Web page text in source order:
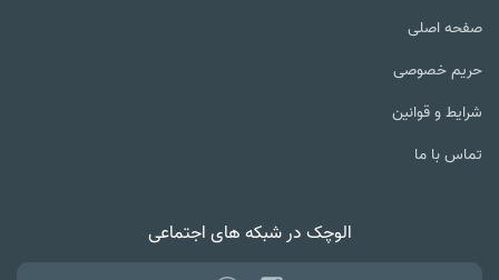
اصلی
خصوصی
و قوانین
با ما
الوچک در شبکه های اجتماعی